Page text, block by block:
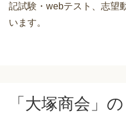
記試験・webテスト、志望
います。
「大塚商会」